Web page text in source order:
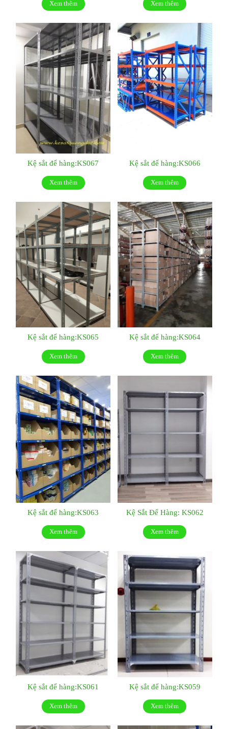
Xem thêm Xem thêm
Kệ sắt để hàng:KS067
Xem thêm
Kệ sắt để hàng:KS066
Xem thêm
Kệ sắt để hàng:KS065
Xem thêm
Kệ sắt để hàng:KS064
Xem thêm
Kệ sắt để hàng:KS063
Xem thêm
Kệ Sắt Để Hàng: KS062
Xem thêm
Kệ sắt để hàng:KS061
Xem thêm
Kệ sắt để hàng:KS059
Xem thêm